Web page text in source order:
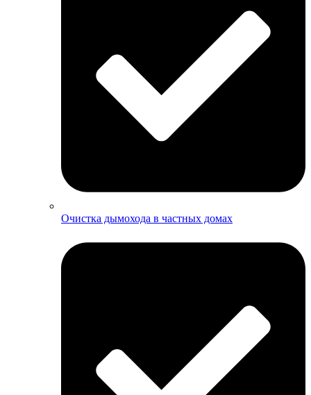
Очистка дымохода в частных домах